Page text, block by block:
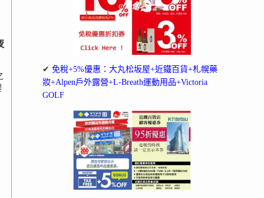
✔ 免稅+5%優惠：大丸松坂屋+近鐵百貨+札幌藥
妝+Alpen戶外露營+L-Breath運動用品+Victoria
GOLF